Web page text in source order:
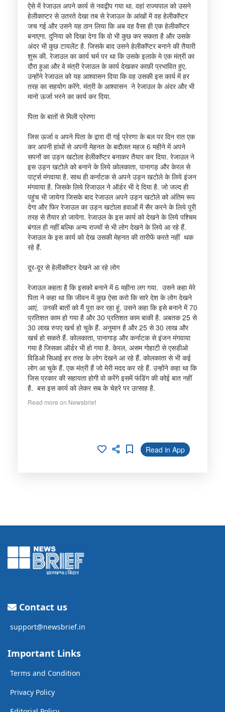
ऐसे में रेजाउल अपने कार्य से नवद्वीप गया था. वहां राज्यपाल को उसने
हेलीकाप्टर से उतरते देखा तब से रेजाउल के आंखों में वह हेलीकॉप्टर
जच गई और उसने यह ठान लिया कि अब वह वैसा ही एक हेलीकॉप्टर
बनाएगा. दुनिया को दिखा देगा कि वो भी कुछ कर सकता है और उसके
अंदर भी कुछ टायलेंट है. जिसके बाद उसने हेलीकॉप्टर बनाने की तैयारी
शुरू की. रेजाउल का कार्य चर्म पर था कि उसके इलाके मे एक मंत्री का
दौरा हुआ और वे मंत्री रेजाउल के कार्य देखकर काफ़ी प्रभावित हुए.
उन्होंने रेजाउल को यह आश्वासन दिया कि वह उसकी इस कार्य में हर
तरह का सहयोग करेंगे. मंत्री के आश्वासन ने रेजाउल के अंदर और भी
मानो ऊर्जा भरने का कार्य कर दिया.
पिता के बातों से मिली प्रेरणा
जिस ऊर्जा व अपने पिता के द्वारा दी गई प्रेरणा के बल पर दिन रात एक
कर अपनी हांथों से अपनी मेहनत के बदौलत महज 6 महीने में अपने
सपनों का उड़न खटोला हेलीकॉप्टर बनाकर तैयार कर दिया. रेजाउल ने
इस उड़न खटोले को बनाने के लिये कोलकाता, पानागड़ और केरल से
पार्ट्स मंगवाया है. साथ ही कर्नाटक से अपने उड़न खटोले के लिये इंजन
मंगवाया है. जिसके लिये रिजाउल ने ऑर्डर भी दे दिया है. जो जल्द ही
पहुंच भी जायेगा जिसके बाद रेजाउल अपने उड़न खटोले को अंतिम रूप
देगा और फिर रेजाउल का उड़न खटोला हवाओं में सैर करने के लिये पूरी
तरह से तैयार हो जायेगा. रेजाउल के इस कार्य को देखने के लिये पश्चिम
बंगाल ही नहीं बल्कि अन्य राज्यों से भी लोग देखने के लिये आ रहे हैं.
रेजाउल के इस कार्य को देख उसकी मेहनत की तारीफें करते नहीं थक
रहे हैं.
दूर-दूर से हेलीकॉप्टर देखने आ रहे लोग
रेजाउल कहता है कि इसको बनाने में 6 महीना लग गया. उसने कहा मेरे
पिता ने कहा था कि जीवन में कुछ ऐसा करो कि सारे देश के लोग देखने
आएं. उनकी बातों को मैं पूरा कर रहा हूं. उसने कहा कि इसे बनाने में 70
प्रतिशत काम हो गया है और 30 प्रतिशत काम बाकी है. अबतक 25 से
30 लाख रुपए खर्च हो चुके हैं. अनुमान है और 25 से 30 लाख और
खर्च हो सकते हैं. कोलकाता, पानागाड़ और कर्नाटक से इंजन मंगवाया
गया है जिसका ऑर्डर भी हो गया है. केरल, असम गोहाटी से एसडीओ
विडिओ सिआई हर तरह के लोग देखने आ रहे हैं. कोलकाता से भी कई
लोग आ चुके हैं. एक मंत्री हैं जो मेरी मदद कर रहे हैं. उन्होंने कहा था कि
जिस प्रकार की सहायता होगी वो करेंगे इसमें फंडिंग की कोई बात नहीं
है. बस इस कार्य को लेकर सब के चेहरे पर उत्साह है.
Read more on Newsbrief
Read in App
Contact us
support@newsbrief.in
Important Links
Terms and Condition
Privacy Policy